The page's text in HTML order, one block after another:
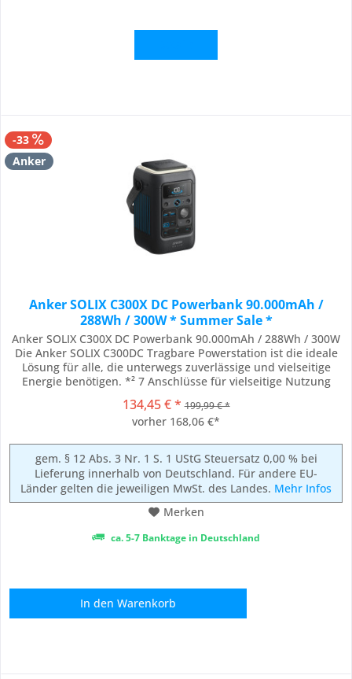
-33
Anker
Anker SOLIX C300X DC Powerbank 90.000mAh /
288Wh / 300W * Summer Sale *
Anker SOLIX C300X DC Powerbank 90.000mAh / 288Wh / 300W
Die Anker SOLIX C300DC Tragbare Powerstation ist die ideale
Lösung für alle, die unterwegs zuverlässige und vielseitige
Energie benötigen. *² 7 Anschlüsse für vielseitige Nutzung
140W integrierte Beleuchtung Smarte App-Steuerung via
Bluetooth/WLAN robustes und...
134,45 € * 199,99 € *
vorher 168,06 €*
gem. § 12 Abs. 3 Nr. 1 S. 1 UStG Steuersatz 0,00 % bei
Lieferung innerhalb von Deutschland. Für andere EU-
Länder gelten die jeweiligen MwSt. des Landes. Mehr Infos
Merken
ca. 5-7 Banktage in Deutschland
In den Warenkorb